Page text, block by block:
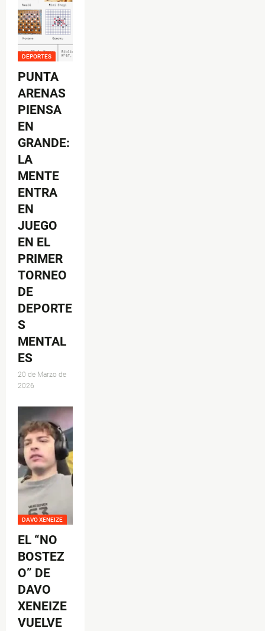
DEPORTES
PUNTA
ARENAS
PIENSA
EN
GRANDE:
LA
MENTE
ENTRA
EN
JUEGO
EN EL
PRIMER
TORNEO
DE
DEPORTE
S
MENTAL
ES
20 de Marzo de
2026
DAVO XENEIZE
EL “NO
BOSTEZ
O” DE
DAVO
XENEIZE
VUELVE